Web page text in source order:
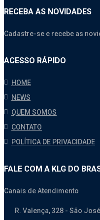
RECEBA AS NOVIDADES
Cadastre-se e recebe as
ACESSO RÁPIDO
HOME
NEWS
QUEM SOMOS
CONTATO
POLÍTICA DE PRIVACIDADE
FALE COM A KLG DO
Canais de Atendimento
R. Valença, 328 - São